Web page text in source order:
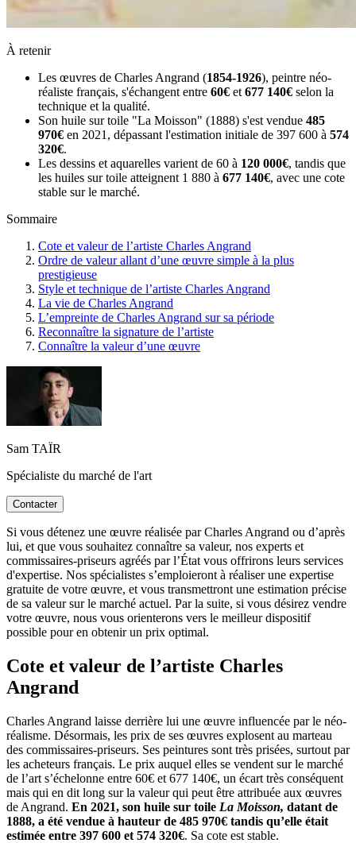
À retenir
Les œuvres de Charles Angrand (1854-1926), peintre néo-
réaliste français, s'échangent entre 60€ et 677 140€ selon la
technique et la qualité.
Son huile sur toile "La Moisson" (1888) s'est vendue 485
970€ en 2021, dépassant l'estimation initiale de 397 600 à 574
320€.
Les dessins et aquarelles varient de 60 à 120 000€, tandis que
les huiles sur toile atteignent 1 880 à 677 140€, avec une cote
stable sur le marché.
Sommaire
Cote et valeur de l’artiste Charles Angrand
Ordre de valeur allant d’une œuvre simple à la plus
prestigieuse
Style et technique de l’artiste Charles Angrand
La vie de Charles Angrand
L’empreinte de Charles Angrand sur sa période
Reconnaître la signature de l’artiste
Connaître la valeur d’une œuvre
Sam TAÏR
Spécialiste du marché de l'art
Contacter
Si vous détenez une œuvre réalisée par Charles Angrand ou d’après
lui, et que vous souhaitez connaître sa valeur, nos experts et
commissaires-priseurs agréés par l’État vous offrirons leurs services
d'expertise. Nos spécialistes s’emploieront à réaliser une expertise
gratuite de votre œuvre, et vous transmettront une estimation précise
de sa valeur sur le marché actuel. Par la suite, si vous désirez vendre
votre œuvre, nous vous orienterons vers le meilleur dispositif
possible pour en obtenir un prix optimal.
Cote et valeur de l’artiste Charles
Angrand
Charles Angrand laisse derrière lui une œuvre influencée par le néo-
réalisme. Désormais, les prix de ses œuvres explosent au marteau
des commissaires-priseurs. Ses peintures sont très prisées, surtout par
les acheteurs français. Le prix auquel elles se vendent sur le marché
de l’art s’échelonne entre 60€ et 677 140€, un écart très conséquent
mais qui en dit long sur la valeur qui peut être attribuée aux œuvres
de Angrand. En 2021, son huile sur toile La Moisson, datant de
1888, a été vendue à hauteur de 485 970€ tandis qu’elle était
estimée entre 397 600 et 574 320€. Sa cote est stable.